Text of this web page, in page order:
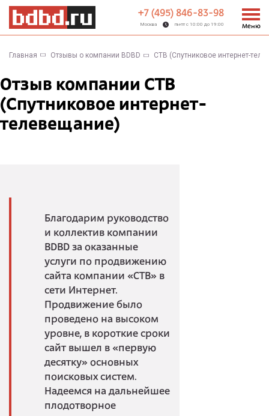
+7 (495) 846-83-98
Москва пн-пт с 10:00 до 19:00 Меню
Главная Отзывы о компании BDBD СТВ (Спутниковое интернет-
Отзыв компании СТВ
(Спутниковое интернет-
телевещание)
Благодарим руководство
и коллектив компании
BDBD за оказанные
услуги по продвижению
сайта компании «СТВ» в
сети Интернет.
Продвижение было
проведено на высоком
уровне, в короткие сроки
сайт вышел в «первую
десятку» основных
поисковых систем.
Надеемся на дальнейшее
плодотворное